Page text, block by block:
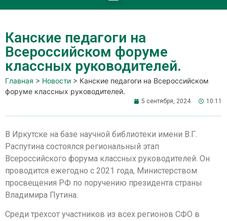
Канские педагоги на
Всероссийском форуме
классных руководителей.
Главная > Новости > Канские педагоги на Всероссийском
форуме классных руководителей.
5 сентября, 2024 10:11
В Иркутске на базе научной библиотеки имени В.Г.
Распутина состоялся региональный этап
Всероссийского форума классных руководителей. Он
проводится ежегодно с 2021 года, Министерством
просвещения РФ по поручению президента страны
Владимира Путина.
Среди трехсот участников из всех регионов СФО в